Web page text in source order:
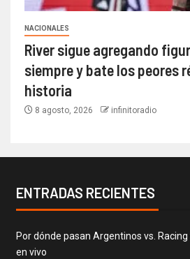
NACIONALES
River sigue agregando
siempre y bate los peores
historia
8 agosto, 2026 infinitoradio
ENTRADAS RECIENTES
Por dónde pasan Argentinos vs.
en vivo